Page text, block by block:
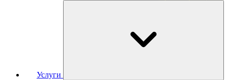
Услуги